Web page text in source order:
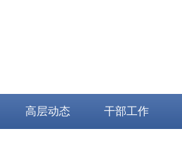
高层动态 干部工作